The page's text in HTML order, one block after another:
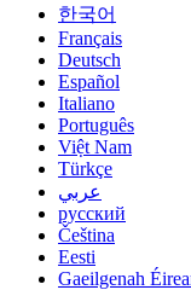
한국어
Français
Deutsch
Español
Italiano
Português
Việt Nam
Türkçe
عربي
русский
Čeština
Eesti
Gaeilgenah